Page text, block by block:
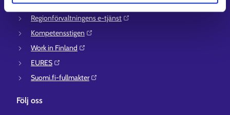
Arbets- och näringsministeriet⁠
Regionförvaltningens e-tjänst⁠
Kompetensstigen⁠
Work in Finland⁠
EURES⁠
Suomi.fi-fullmakter⁠
Följ oss